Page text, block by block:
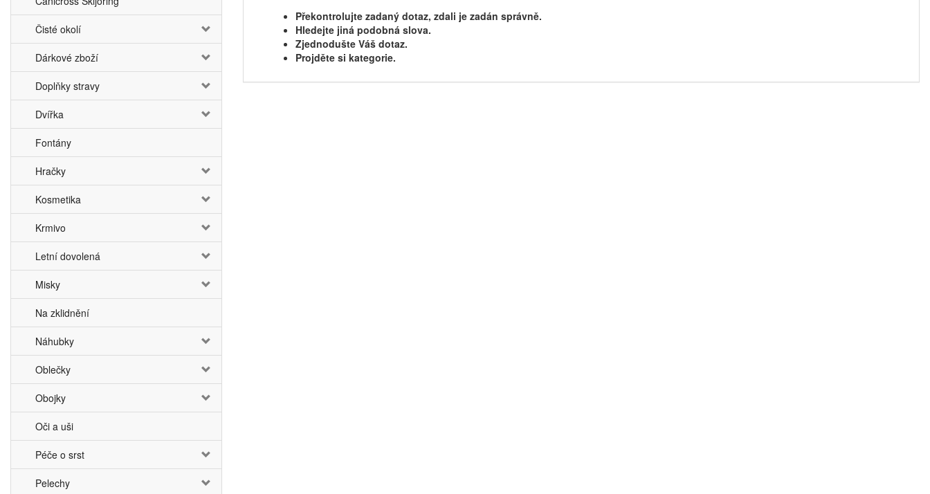
Čisté okolí
Dárkové zboží
Doplňky stravy
Dvířka
Fontány
Hračky
Kosmetika
Krmivo
Letní dovolená
Misky
Na zklidnění
Náhubky
Oblečky
Obojky
Oči a uši
Péče o srst
Pelechy
Překontrolujte zadaný dotaz, zdali je zadán správně.
Hledejte jiná podobná slova.
Zjednodušte Váš dotaz.
Projděte si kategorie.